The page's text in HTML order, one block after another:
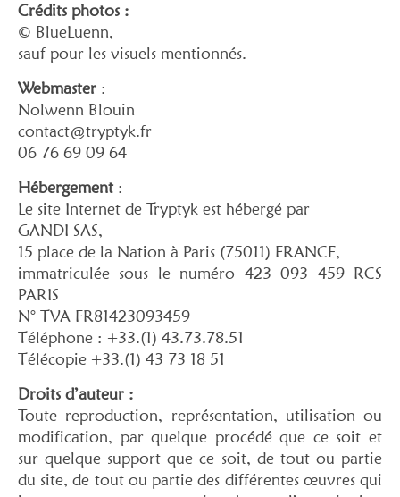
Crédits photos :
© BlueLuenn,
sauf pour les visuels mentionnés.
Webmaster :
Nolwenn Blouin
contact@tryptyk.fr
06 76 69 09 64
Hébergement :
Le site Internet de Tryptyk est hébergé par
GANDI SAS,
15 place de la Nation à Paris (75011) FRANCE,
immatriculée sous le numéro 423 093 459 RCS
PARIS
N° TVA FR81423093459
Téléphone : +33.(1) 43.73.78.51
Télécopie +33.(1) 43 73 18 51
Droits d’auteur :
Toute reproduction, représentation, utilisation ou
modification, par quelque procédé que ce soit et
sur quelque support que ce soit, de tout ou partie
du site, de tout ou partie des différentes œuvres qui